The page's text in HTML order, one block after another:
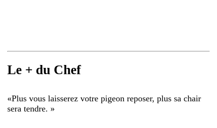
Le + du Chef
«Plus vous laisserez votre pigeon reposer, plus sa chair
sera tendre. »